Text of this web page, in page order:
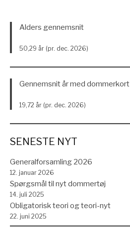
Alders gennemsnit
50,29 år (pr. dec. 2026)
Gennemsnit år med dommerkort
19,72 år (pr. dec. 2026)
SENESTE NYT
Generalforsamling 2026
12. januar 2026
Spørgsmål til nyt dommertøj
14. juli 2025
Obligatorisk teori og teori-nyt
22. juni 2025